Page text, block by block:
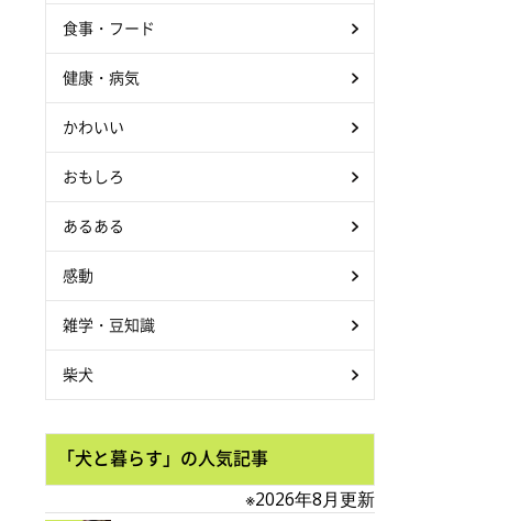
食事・フード
健康・病気
かわいい
おもしろ
あるある
感動
雑学・豆知識
柴犬
「犬と暮らす」の人気記事
※2026年8月更新